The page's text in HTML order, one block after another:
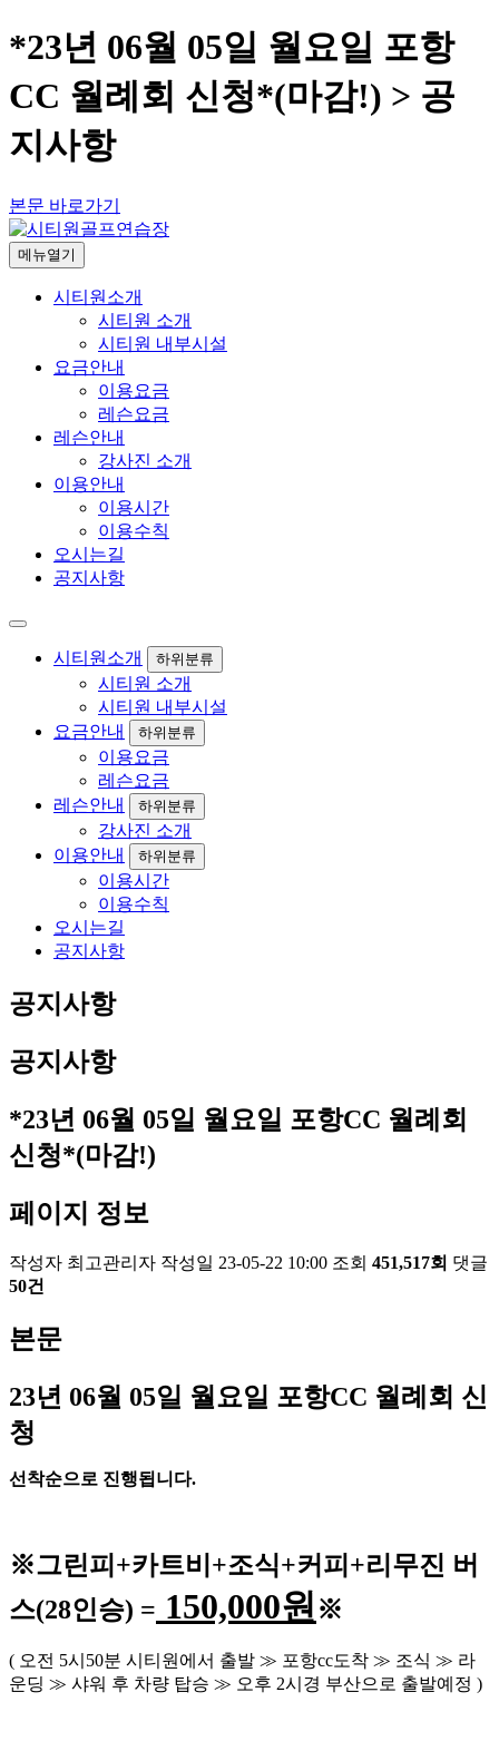
*23년 06월 05일 월요일 포항
CC 월례회 신청*(마감!) > 공
지사항
본문 바로가기
메뉴열기
시티원소개
시티원 소개
시티원 내부시설
요금안내
이용요금
레슨요금
레슨안내
강사진 소개
이용안내
이용시간
이용수칙
오시는길
공지사항
시티원소개 하위분류
시티원 소개
시티원 내부시설
요금안내
하위분류
이용요금
레슨요금
레슨안내
하위분류
강사진 소개
이용안내
하위분류
이용시간
이용수칙
오시는길
공지사항
공지사항
공지사항
*23년 06월 05일 월요일 포항CC 월례회
신청*(마감!)
페이지 정보
작성자 최고관리자 작성일 23-05-22 10:00 조회 451,517회 댓글
50건
본문
23년 06월 05일 월요일 포항CC 월례회 신
청
선착순으로 진행됩니다.
※그린피 +카트비 +조식+커피+리무진 버
스(28인승) = 150,000원 ※
( 오전 5시 50분 시티원에서 출발 ≫ 포항cc도착 ≫ 조식 ≫ 라
운딩 ≫ 샤워 후 차량 탑승 ≫ 오후 2시경 부산으로 출발예정 )